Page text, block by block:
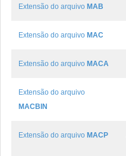
Extensão do arquivo MAB
Extensão do arquivo MAC
Extensão do arquivo MACA
Extensão do arquivo
MACBIN
Extensão do arquivo MACP